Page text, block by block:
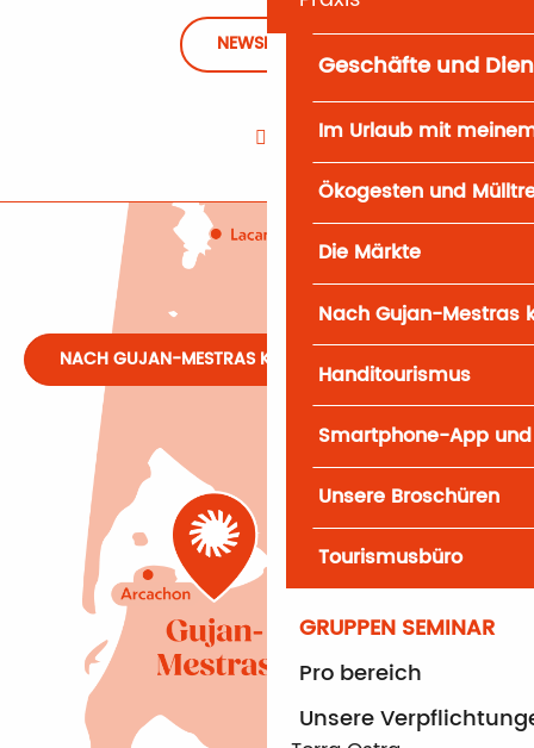
Geschäfte und
Im Urlaub mit
Ökogesten und
Die Märkte
Nach Gujan-Mestras
Handitourismus
Smartphone-App und
Unsere Broschüren
Tourismusbüro
GRUPPEN SEMINAR
Pro bereich
Unsere
NEWSLETTER
NACH GUJAN-MESTRAS KOMMEN